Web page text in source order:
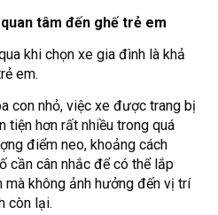
tâm đến ghế trẻ em
khi chọn xe gia đình là khả
em.
con nhỏ, việc xe được trang bị
tiện hơn rất nhiều trong quá
điểm neo, khoảng cách
cần cân nhắc để có thể lắp
mà không ảnh hưởng đến vị trí
còn lại.